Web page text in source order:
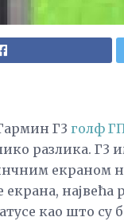
Г3 голф
разлика. Г3
екраном
највећа
као што су